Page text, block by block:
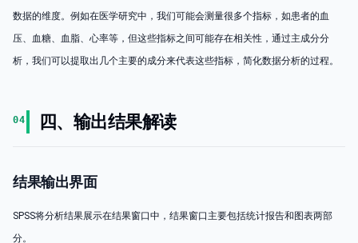
数据的维度。例如在医学研究中，我们可能会测量很多个指标，如患者的血
压、血糖、血脂、心率等，但这些指标之间可能存在相关性，通过主成分分
析，我们可以提取出几个主要的成分来代表这些指标，简化数据分析的过程。
04 四、输出结果解读
结果输出界面
SPSS将分析结果展示在结果窗口中，结果窗口主要包括统计报告和图表两部
分。